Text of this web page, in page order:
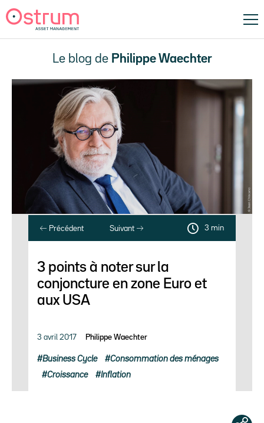
Le blog de Philippe Waechter
Précédent Suivant 3 min
3 points à noter sur la
conjoncture en zone Euro et
aux USA
3 avril 2017 Philippe Waechter
Business Cycle Consommation des ménages
Croissance Inflation